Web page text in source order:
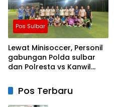
Pos Sulbar
Lewat Minisoccer, Personil
gabungan Polda sulbar
dan Polresta vs Kanwil
ki Ikatan Persaudaraan
Pos Terbaru